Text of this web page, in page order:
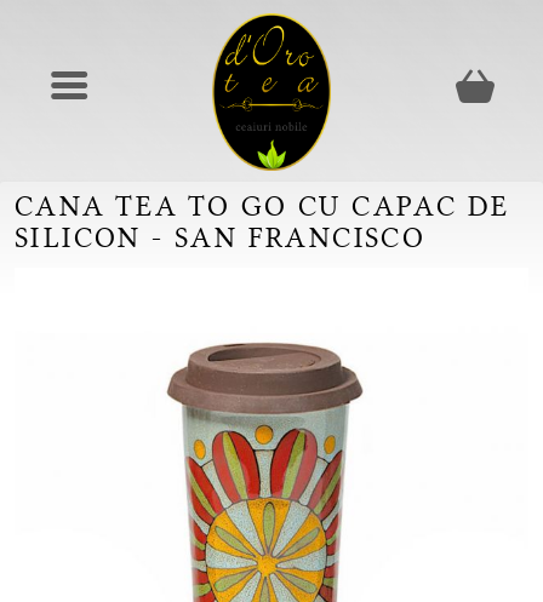
CANA TEA TO GO CU CAPAC DE
SILICON - SAN FRANCISCO